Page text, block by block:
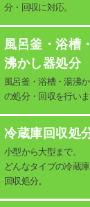
分・回収に対応。
風呂釜・浴槽
沸かし器処分
風呂釜・浴槽・湯沸
の処分・回収を行いま
冷蔵庫回収処
小型から大型まで、
どんなタイプの冷蔵
回収処分。